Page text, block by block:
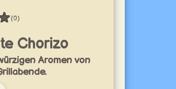
0 / 5
(0)
Chorizo
Aromen von